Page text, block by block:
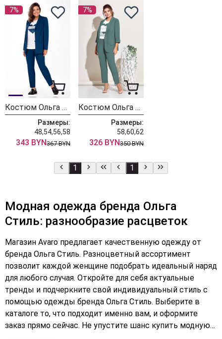
7%
Костюм Ольга Стиль С774 морская волна
Размеры:
48,54,56,58
343 BYN367 BYN
7%
Костюм Ольга Стиль С541 мята
Размеры:
58,60,62
326 BYN350 BYN
1 1
Модная одежда бренда Ольга
Стиль: разнообразие расцветок
Магазин Avaro предлагает качественную одежду от
бренда Ольга Стиль. Разноцветный ассортимент
позволит каждой женщине подобрать идеальный наряд
для любого случая. Откройте для себя актуальные
тренды и подчеркните свой индивидуальный стиль с
помощью одежды бренда Ольга Стиль. Выберите в
каталоге то, что подходит именно вам, и оформите
заказ прямо сейчас. Не упустите шанс купить модную